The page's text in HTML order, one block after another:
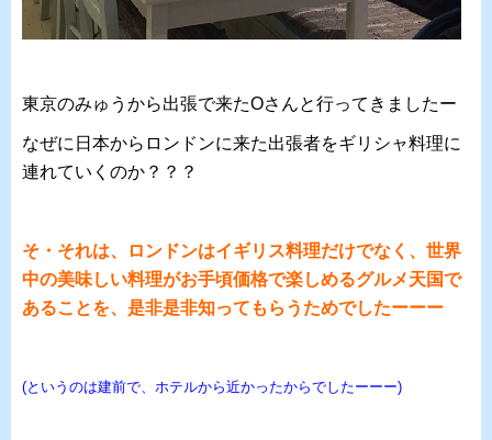
東京のみゅうから出張で来たOさんと行ってきましたー
なぜに日本からロンドンに来た出張者をギリシャ料理に
連れていくのか？？？
そ・それは、ロンドンはイギリス料理だけでなく、世界
中の美味しい料理がお手頃価格で楽しめるグルメ天国で
あることを、是非是非知ってもらうためでしたーーー
(というのは建前で、ホテルから近かったからでしたーーー)